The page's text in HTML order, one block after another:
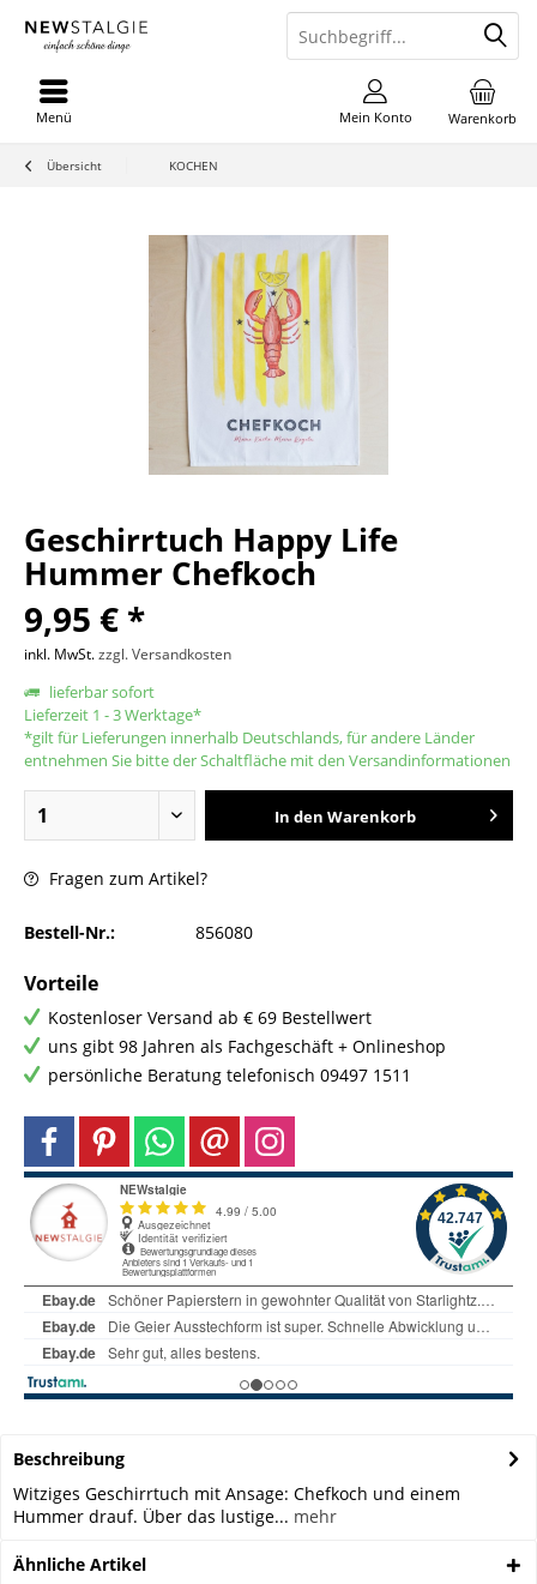
Warenkorb
Mein Konto
Menü
Übersicht KOCHEN
Geschirrtuch Happy Life
Hummer Chefkoch
9,95 € *
inkl. MwSt.zzgl. Versandkosten
lieferbar sofort
Lieferzeit 1 - 3 Werktage*
*gilt für Lieferungen innerhalb Deutschlands, für andere Länder
entnehmen Sie bitte der Schaltfläche mit den Versandinformationen
In den Warenkorb
Fragen zum Artikel?
Bestell-Nr.: 856080
Vorteile
Kostenloser Versand ab € 69 Bestellwert
uns gibt 98 Jahren als Fachgeschäft + Onlineshop
persönliche Beratung telefonisch 09497 1511
Beschreibung
Witziges Geschirrtuch mit Ansage: Chefkoch und einem
Hummer drauf. Über das lustige... mehr
Ähnliche Artikel